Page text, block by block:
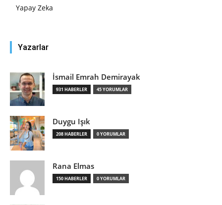
Yapay Zeka
Yazarlar
İsmail Emrah Demirayak
931 HABERLER 45 YORUMLAR
Duygu Işık
208 HABERLER 0 YORUMLAR
Rana Elmas
150 HABERLER 0 YORUMLAR